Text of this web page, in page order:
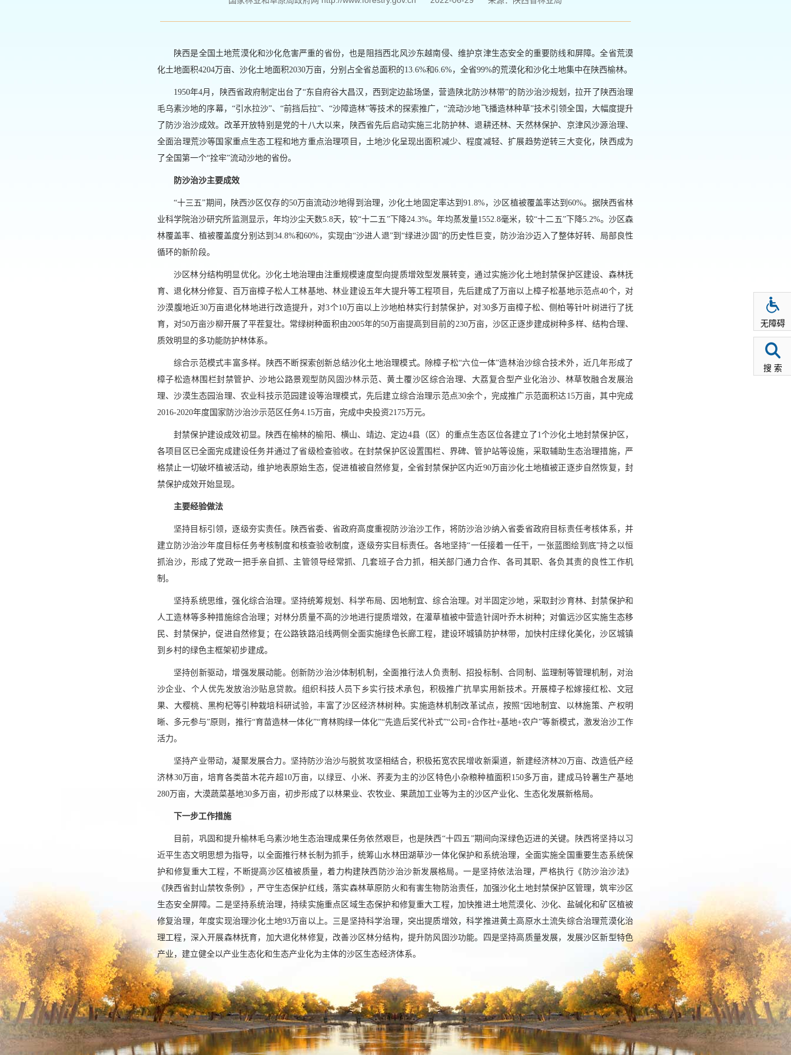
陕西是全国土地荒漠化和沙化危害严重的省份，也是阻挡西北风沙东越南侵、维护京津生态安全的重要防线和屏障。全省荒漠
化土地面积4204万亩、沙化土地面积2030万亩，分别占全省总面积的13.6%和6.6%，全省99%的荒漠化和沙化土地集中在陕西榆林。
1950年4月，陕西省政府制定出台了“东自府谷大昌汉，西到定边盐场堡，营造陕北防沙林带”的防沙治沙规划，拉开了陕西治理
毛乌素沙地的序幕，“引水拉沙”、“前挡后拉”、“沙障造林”等技术的探索推广，“流动沙地飞播造林种草”技术引领全国，大幅度提升
了防沙治沙成效。改革开放特别是党的十八大以来，陕西省先后启动实施三北防护林、退耕还林、天然林保护、京津风沙源治理、
全面治理荒沙等国家重点生态工程和地方重点治理项目，土地沙化呈现出面积减少、程度减轻、扩展趋势逆转三大变化，陕西成为
了全国第一个“拴牢”流动沙地的省份。
防沙治沙主要成效
“十三五”期间，陕西沙区仅存的50万亩流动沙地得到治理，沙化土地固定率达到91.8%，沙区植被覆盖率达到60%。据陕西省林
业科学院治沙研究所监测显示，年均沙尘天数5.8天，较“十二五”下降24.3%。年均蒸发量1552.8毫米，较“十二五”下降5.2%。沙区森
林覆盖率、植被覆盖度分别达到34.8%和60%，实现由“沙进人退”到“绿进沙固”的历史性巨变，防沙治沙迈入了整体好转、局部良性
循环的新阶段。
沙区林分结构明显优化。沙化土地治理由注重规模速度型向提质增效型发展转变，通过实施沙化土地封禁保护区建设、森林抚
育、退化林分修复、百万亩樟子松人工林基地、林业建设五年大提升等工程项目，先后建成了万亩以上樟子松基地示范点40个，对
沙漠腹地近30万亩退化林地进行改造提升，对3个10万亩以上沙地柏林实行封禁保护，对30多万亩樟子松、侧柏等针叶树进行了抚
育，对50万亩沙柳开展了平茬复壮。常绿树种面积由2005年的50万亩提高到目前的230万亩，沙区正逐步建成树种多样、结构合理、
质效明显的多功能防护林体系。
综合示范模式丰富多样。陕西不断探索创新总结沙化土地治理模式。除樟子松“六位一体”造林治沙综合技术外，近几年形成了
樟子松造林围栏封禁管护、沙地公路景观型防风固沙林示范、黄土覆沙区综合治理、大荔复合型产业化治沙、林草牧融合发展治
理、沙漠生态园治理、农业科技示范园建设等治理模式，先后建立综合治理示范点30余个，完成推广示范面积达15万亩，其中完成
2016-2020年度国家防沙治沙示范区任务4.15万亩，完成中央投资2175万元。
封禁保护建设成效初显。陕西在榆林的榆阳、横山、靖边、定边4县（区）的重点生态区位各建立了1个沙化土地封禁保护区，
各项目区已全面完成建设任务并通过了省级检查验收。在封禁保护区设置围栏、界碑、管护站等设施，采取辅助生态治理措施，严
格禁止一切破坏植被活动，维护地表原始生态，促进植被自然修复，全省封禁保护区内近90万亩沙化土地植被正逐步自然恢复，封
禁保护成效开始显现。
主要经验做法
坚持目标引领，逐级夯实责任。陕西省委、省政府高度重视防沙治沙工作，将防沙治沙纳入省委省政府目标责任考核体系，并
建立防沙治沙年度目标任务考核制度和核查验收制度，逐级夯实目标责任。各地坚持“一任接着一任干，一张蓝图绘到底”持之以恒
抓治沙，形成了党政一把手亲自抓、主管领导经常抓、几套班子合力抓，相关部门通力合作、各司其职、各负其责的良性工作机
制。
坚持系统思维，强化综合治理。坚持统筹规划、科学布局、因地制宜、综合治理。对半固定沙地，采取封沙育林、封禁保护和
人工造林等多种措施综合治理；对林分质量不高的沙地进行提质增效，在灌草植被中营造针阔叶乔木树种；对偏远沙区实施生态移
民、封禁保护，促进自然修复；在公路铁路沿线两侧全面实施绿色长廊工程，建设环城镇防护林带，加快村庄绿化美化，沙区城镇
到乡村的绿色主框架初步建成。
坚持创新驱动，增强发展动能。创新防沙治沙体制机制，全面推行法人负责制、招投标制、合同制、监理制等管理机制，对治
沙企业、个人优先发放治沙贴息贷款。组织科技人员下乡实行技术承包，积极推广抗旱实用新技术。开展樟子松嫁接红松、文冠
果、大樱桃、黑枸杞等引种栽培科研试验，丰富了沙区经济林树种。实施造林机制改革试点，按照“因地制宜、以林施策、产权明
晰、多元参与”原则，推行“育苗造林一体化”“育林购绿一体化”“先造后奖代补式”“公司+合作社+基地+农户”等新模式，激发治沙工作
活力。
坚持产业带动，凝聚发展合力。坚持防沙治沙与脱贫攻坚相结合，积极拓宽农民增收新渠道，新建经济林20万亩、改造低产经
济林30万亩，培育各类苗木花卉超10万亩，以绿豆、小米、荞麦为主的沙区特色小杂粮种植面积150多万亩，建成马铃薯生产基地
280万亩，大漠蔬菜基地30多万亩，初步形成了以林果业、农牧业、果蔬加工业等为主的沙区产业化、生态化发展新格局。
下一步工作措施
目前，巩固和提升榆林毛乌素沙地生态治理成果任务依然艰巨，也是陕西“十四五”期间向深绿色迈进的关键。陕西将坚持以习
近平生态文明思想为指导，以全面推行林长制为抓手，统筹山水林田湖草沙一体化保护和系统治理，全面实施全国重要生态系统保
护和修复重大工程，不断提高沙区植被质量，着力构建陕西防沙治沙新发展格局。一是坚持依法治理，严格执行《防沙治沙法》
《陕西省封山禁牧条例》，严守生态保护红线，落实森林草原防火和有害生物防治责任，加强沙化土地封禁保护区管理，筑牢沙区
生态安全屏障。二是坚持系统治理，持续实施重点区域生态保护和修复重大工程，加快推进土地荒漠化、沙化、盐碱化和矿区植被
修复治理，年度实现治理沙化土地93万亩以上。三是坚持科学治理，突出提质增效，科学推进黄土高原水土流失综合治理荒漠化治
理工程，深入开展森林抚育，加大退化林修复，改善沙区林分结构，提升防风固沙功能。四是坚持高质量发展，发展沙区新型特色
产业，建立健全以产业生态化和生态产业化为主体的沙区生态经济体系。
无障碍
搜 索